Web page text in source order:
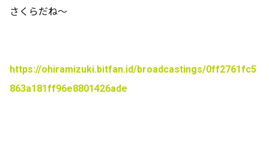
さくらだね〜
https://ohiramizuki.bitfan.id/broadcastings/0ff2761fc5
863a181ff96e8801426ade